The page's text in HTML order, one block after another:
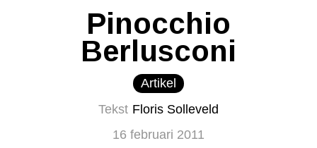
Pinocchio
Berlusconi
Artikel
Tekst Floris Solleveld
16 februari 2011